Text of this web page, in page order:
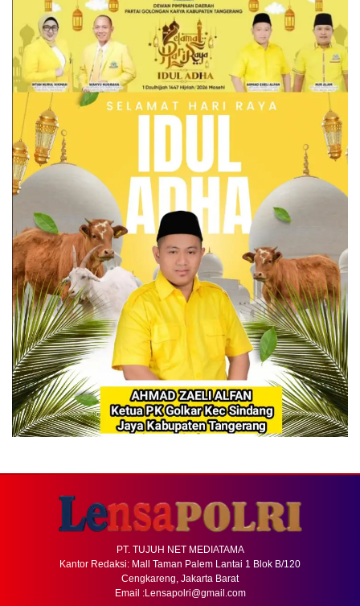
PT. TUJUH NET MEDIATAMA
Kantor Redaksi: Mall Taman Palem Lantai 1 Blok B/120
Cengkareng, Jakarta Barat
Email :Lensapolri@gmail.com